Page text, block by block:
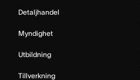
Detaljhandel
Myndighet
Utbildning
Tillverkning